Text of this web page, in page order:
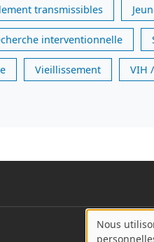
transmissibles
interventionnelle
Vieillissement VIH
A
Nous